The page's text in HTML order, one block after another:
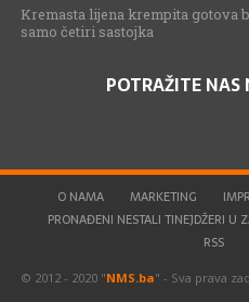
Kremasta lijena krempita gotova
samo četiri sastojka
POTRAŽITE NAS
O NAMA MARKETING
PRONAĐENI NESTALI TINEJDŽERI U
RSS
© 2012 - 2020 "NMS.ba" - Sva prava